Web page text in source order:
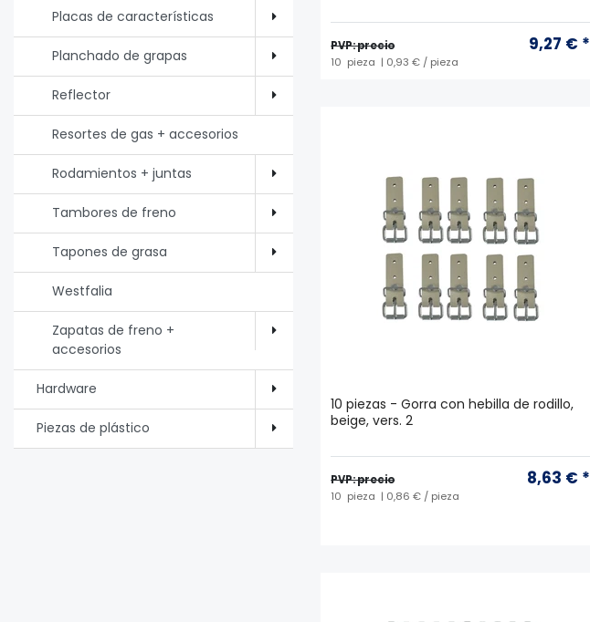
Placas de características
Planchado de grapas
Reflector
Resortes de gas + accesorios
Rodamientos + juntas
Tambores de freno
Tapones de grasa
Westfalia
Zapatas de freno +
accesorios
Hardware
Piezas de plástico
PVP: precio 9,27 € *
10 pieza | 0,93 € / pieza
10 piezas - Gorra con hebilla de rodillo,
beige, vers. 2
PVP: precio 8,63 € *
10 pieza | 0,86 € / pieza